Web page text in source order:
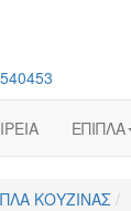
ΕΠΙΠΛΑ
ΚΟΥΖΙΝΑΣ